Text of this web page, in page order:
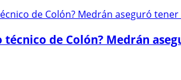
técnico de Colón? Medrán